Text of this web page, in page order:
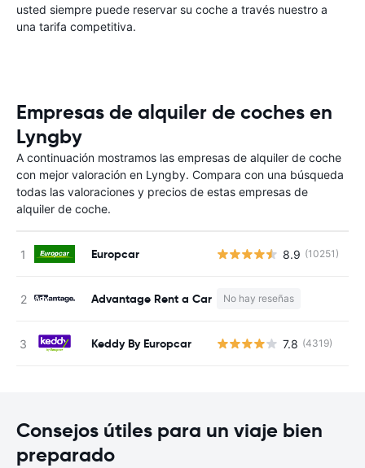
usted siempre puede reservar su coche a través nuestro a
una tarifa competitiva.
Empresas de alquiler de coches en
Lyngby
A continuación mostramos las empresas de alquiler de coche
con mejor valoración en Lyngby. Compara con una búsqueda
todas las valoraciones y precios de estas empresas de
alquiler de coche.
Europcar 8.9 (10251)
Advantage Rent a Car No hay reseñas
Keddy By Europcar 7.8 (4319)
Consejos útiles para un viaje bien
preparado